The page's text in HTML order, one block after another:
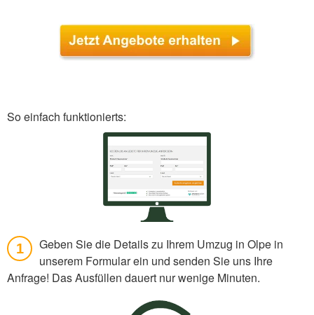
So einfach funktionierts:
1
Geben Sie die Details zu Ihrem Umzug in Olpe in
unserem Formular ein und senden Sie uns Ihre
Anfrage! Das Ausfüllen dauert nur wenige Minuten.